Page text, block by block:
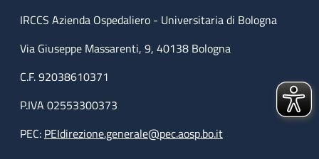
IRCCS Azienda Ospedaliero - Universitaria di Bologna
Via Giuseppe Massarenti, 9, 40138 Bologna
C.F. 92038610371
P.IVA 02553300373
PEC: PEIdirezione.generale@pec.aosp.bo.it